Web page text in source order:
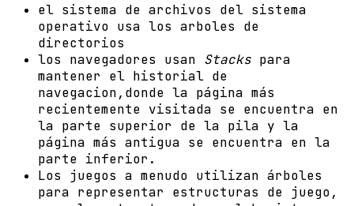
el sistema de archivos del sistema
operativo usa los arboles de
directorios
los navegadores usan Stacks para
mantener el historial de
navegacion,donde la página más
recientemente visitada se encuentra en
la parte superior de la pila y la
página más antigua se encuentra en la
parte inferior.
Los juegos a menudo utilizan árboles
para representar estructuras de juego,